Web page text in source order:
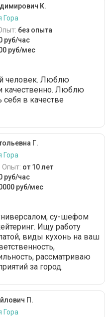
К.
Гора
без опыта
руб/час
руб/мес
человек. Люблю
качественно. Люблю
себя в качестве
Г.
Гора
Опыт: от 10 лет
руб/час
руб/мес
су-шефом
Ищу работу
виды кухонь на ваш
рассматриваю
за город.
П.
Гора